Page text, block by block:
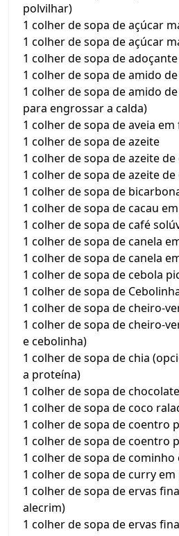
polvilhar)
1 colher de sopa de açúcar
1 colher de sopa de açúcar
1 colher de sopa de
1 colher de sopa de amido
1 colher de sopa de amido
para engrossar a calda)
1 colher de sopa de aveia em
1 colher de sopa de azeite
1 colher de sopa de azeite
1 colher de sopa de azeite de
1 colher de sopa de
1 colher de sopa de cacau
1 colher de sopa de café
1 colher de sopa de canela
1 colher de sopa de canela
1 colher de sopa de cebola
1 colher de sopa de
1 colher de sopa de cheiro-
1 colher de sopa de cheiro-
e cebolinha)
1 colher de sopa de chia
a proteína)
1 colher de sopa de
1 colher de sopa de coco
1 colher de sopa de coentro
1 colher de sopa de coentro
1 colher de sopa de cominho
1 colher de sopa de curry em
1 colher de sopa de ervas
alecrim)
1 colher de sopa de ervas